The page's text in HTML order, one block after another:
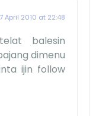
April 2010 at 22:48
balesin
dimenu
ijin follow